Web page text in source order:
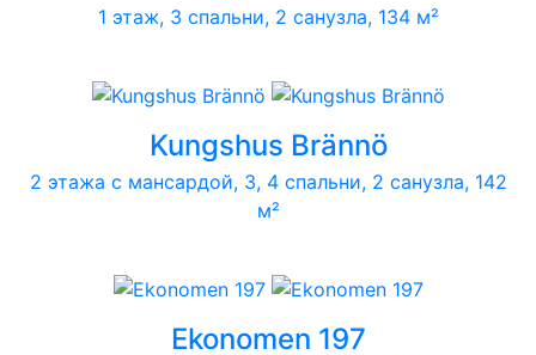
1 этаж, 3 спальни, 2 санузла, 134 м²
Kungshus Brännö
2 этажа с мансардой, 3, 4 спальни, 2 санузла, 142
м²
Ekonomen 197